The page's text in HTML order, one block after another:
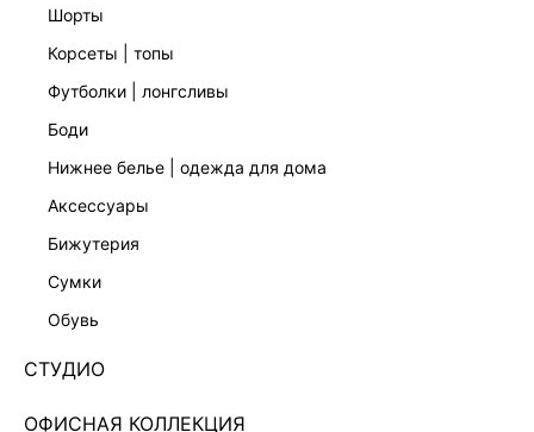
шорты
корсеты | топы
футболки | лонгсливы
боди
нижнее белье | одежда для дома
аксессуары
бижутерия
сумки
обувь
СТУДИО
ОФИСНАЯ КОЛЛЕКЦИЯ
ЭКСКЛЮЗИВНО ОНЛАЙН
БАРХАТНОЕ ПЛАТЬЕ С РАЗРЕЗОМ 4359608526-32
Нет в наличии
ЦВЕТ:СЕРЫЙ